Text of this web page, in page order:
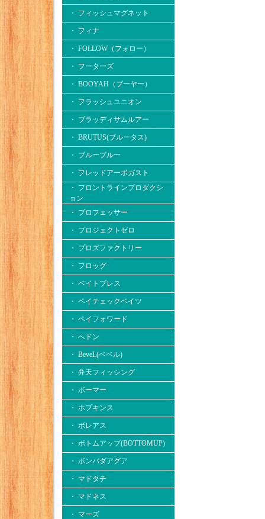
・ フィッシュマグネット
・ フィナ
・ FOLLOW（フォロー）
・ フーターズ
・ BOOYAH（ブーヤー）
・ フラッシュユニオン
・ ブラッディサムルアー
・ BRUTUS(ブルータス)
・ ブルーブルー
・ フレッドアーボガスト
・ フロントラインプロダクシ
ョン
・ プロフェッサー
・ プロジェクトゼロ
・ プロズファクトリー
・ フロッグ
・ ベイトブレス
・ ペイチェックベイツ
・ ペイフォワード
・ へドン
・ BeveL(ベベル)
・ 弁天フィッシング
・ ボーマー
・ ホプキンス
・ ボレアス
・ ボトムアップ(BOTTOMUP)
・ ボンバダアグア
・ マドタチ
・ マドネス
・ マーズ